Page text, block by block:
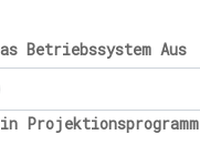
Betriebssystem Aus
Projektionsprogramm